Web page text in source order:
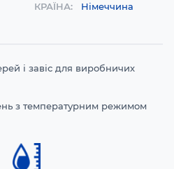
КРАЇНА:
Німеччина
і завіс для виробничих
з температурним режимом